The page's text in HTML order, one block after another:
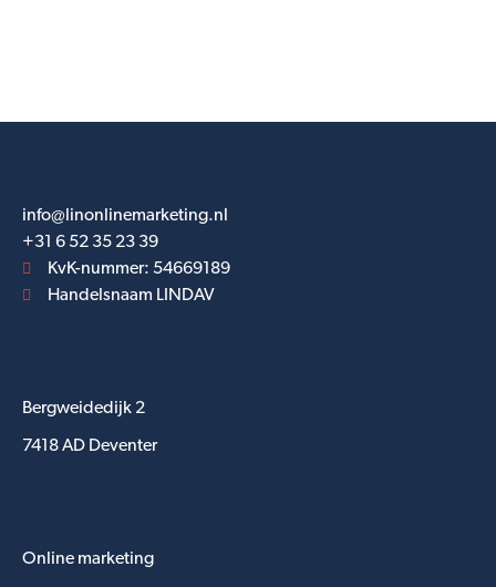
info@linonlinemarketing.nl
+31 6 52 35 23 39
KvK-nummer: 54669189
Handelsnaam LINDAV
Bergweidedijk 2
7418 AD Deventer
Online marketing